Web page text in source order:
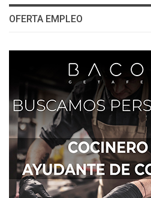
OFERTA EMPLEO